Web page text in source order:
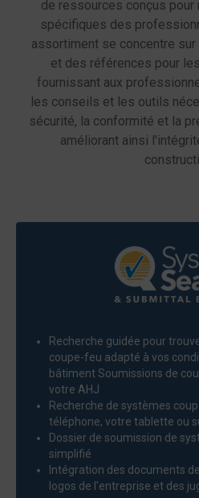
de ressources conçus pour
spécifiques des
assortiment se concentre
et des références pour
fournissant aux
les conseils et les outils
sécurité, la conformité et la
améliorant ainsi
Recherche guidée pour
coupe-feu adapté à vos
bâtiment Soumissions de
votre AHJ
Recherche de systèmes
téléphone, votre tablette ou
Dossier de soumission de
simplifié
Intégration des documents
logos de l'entreprise et des